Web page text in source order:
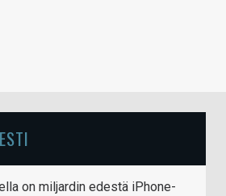
on miljardin edestä iPhone-